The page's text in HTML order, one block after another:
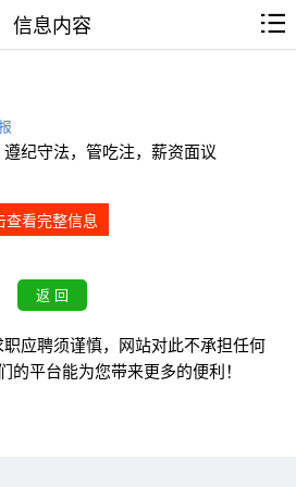
信息内容
纪守法，管吃注，薪资面议
查看完整信息
应聘须谨慎，网站对此不承担任何
的平台能为您带来更多的便利！